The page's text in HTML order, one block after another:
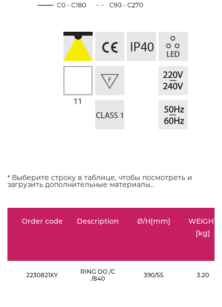
* Выберите строку в таблице, чтобы посмотреть и
загрузить дополнительные материалы..
Order code Description Ø/H[mm]
WEIGHT
[kg]
2230821XY
RING DO /C
/840
390/55 3.20